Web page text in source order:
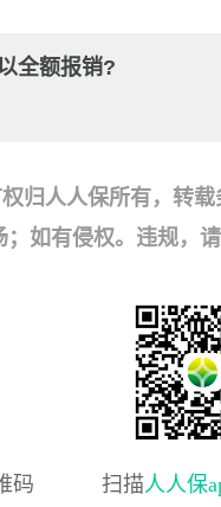
全额报销?
归人人保所有，转
；如有侵权。违规，
码
扫描人人保